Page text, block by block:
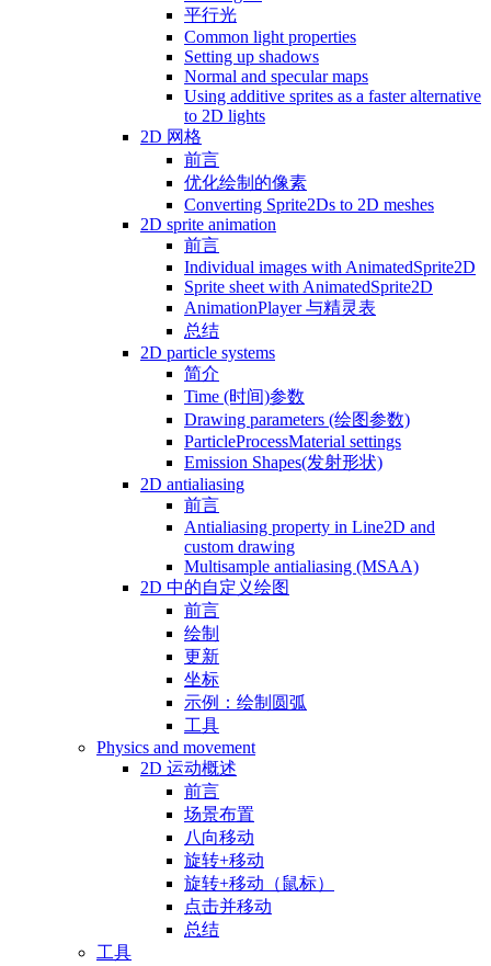
平行光
Common light properties
Setting up shadows
Normal and specular maps
Using additive sprites as a faster alternative
to 2D lights
2D 网格
前言
优化绘制的像素
Converting Sprite2Ds to 2D meshes
2D sprite animation
前言
Individual images with AnimatedSprite2D
Sprite sheet with AnimatedSprite2D
AnimationPlayer 与精灵表
总结
2D particle systems
简介
Time (时间)参数
Drawing parameters (绘图参数)
ParticleProcessMaterial settings
Emission Shapes(发射形状)
2D antialiasing
前言
Antialiasing property in Line2D and
custom drawing
Multisample antialiasing (MSAA)
2D 中的自定义绘图
前言
绘制
更新
坐标
示例：绘制圆弧
工具
Physics and movement
2D 运动概述
前言
场景布置
八向移动
旋转+移动
旋转+移动（鼠标）
点击并移动
总结
工具